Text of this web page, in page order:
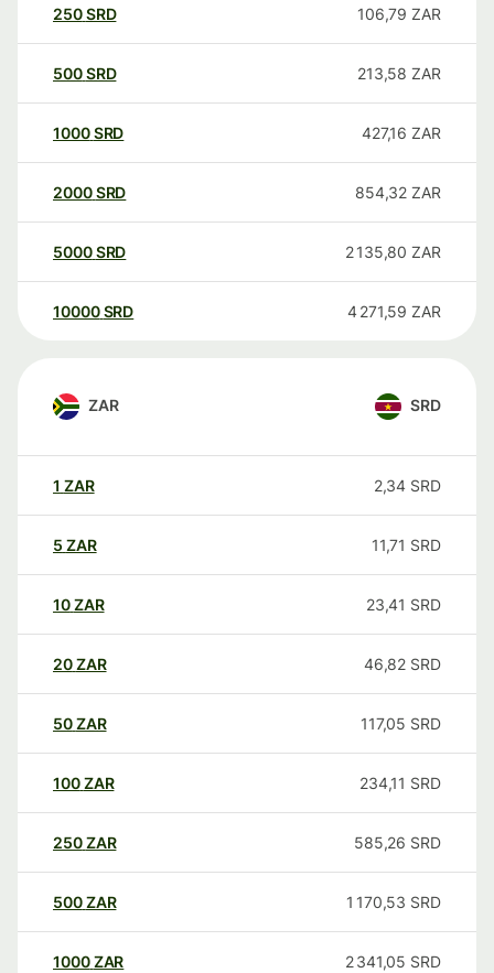
250SRD 106,79 ZAR
500SRD 213,58 ZAR
1000SRD 427,16 ZAR
2000SRD 854,32 ZAR
5000SRD 2 135,80 ZAR
10000 SRD 4 271,59 ZAR
ZAR SRD
1 ZAR 2,34 SRD
5 ZAR 11,71 SRD
10ZAR 23,41 SRD
20ZAR 46,82 SRD
50ZAR 117,05 SRD
100ZAR 234,11 SRD
250ZAR 585,26 SRD
500ZAR 1 170,53 SRD
1000ZAR 2 341,05 SRD